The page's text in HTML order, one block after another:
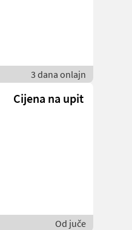
3 dana onlajn
Cijena na upit
Od juče